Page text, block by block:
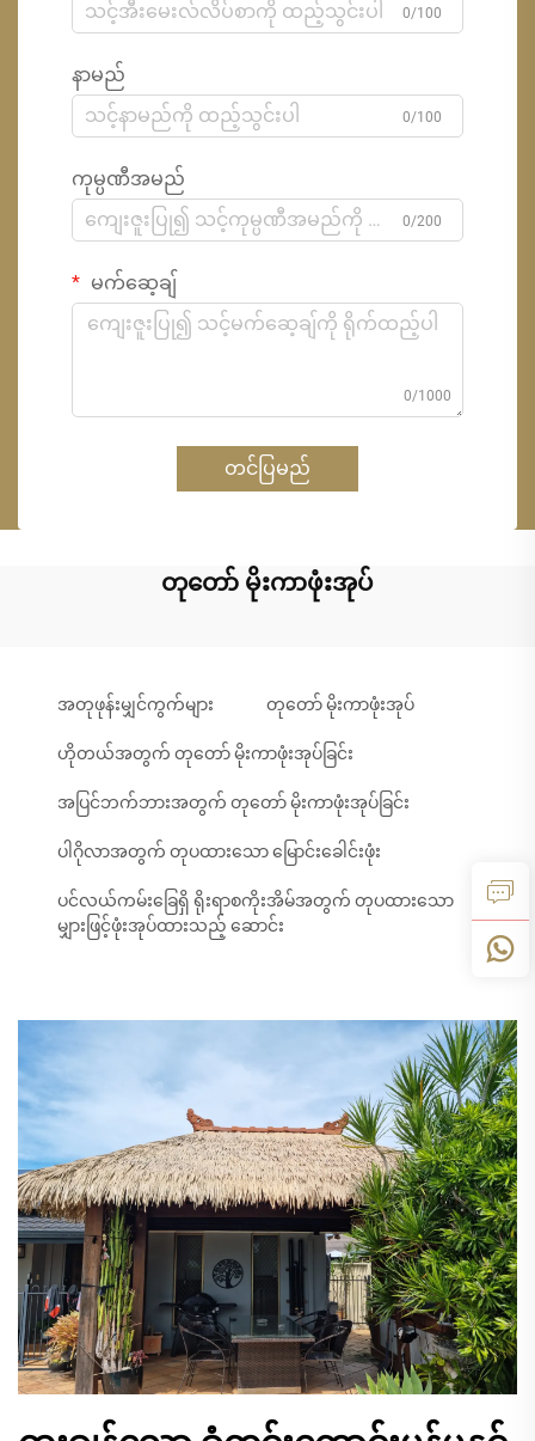
0/100
နာမည်
0/100
ကုမ္ပဏီအမည်
0/200
မက်ဆေ့ချ်
0/1000
တင်ပြမည်
တုတော် မိုးကာဖုံးအုပ်
အတုဖုန်းမျှင်ကွက်များ တုတော် မိုးကာဖုံးအုပ်
ဟိုတယ်အတွက် တုတော် မိုးကာဖုံးအုပ်ခြင်း
အပြင်ဘက်ဘားအတွက် တုတော် မိုးကာဖုံးအုပ်ခြင်း
ပါဂိုလာအတွက် တုပထားသော မြောင်းခေါင်းဖုံး
ပင်လယ်ကမ်းခြေရှိ ရိုးရာစကိုးအိမ်အတွက် တုပထားသော
မျှားဖြင့်ဖုံးအုပ်ထားသည့် ဆောင်း